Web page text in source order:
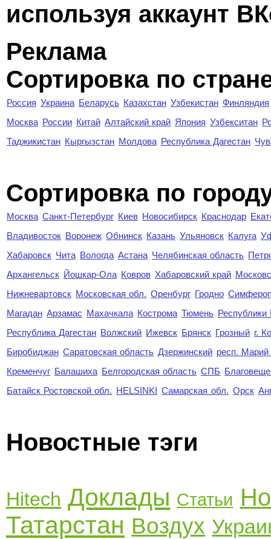
используя аккаунт
Реклама
Сортировка по
Россия Украина Беларусь Казахстан Узбекистан Финляндия
Москва России Китай Алтайский край Япония Узбекситан
Таджикистан Кыргызстан Молдова Республика Дагестан
Cортировка по
Москва Санкт-Петербург Киев Новосибирск Краснодар
Владивосток Воронеж Обнинск Казань Ульяновск Калуга
Хабаровск Чита Вологда Астана Челябинская область
Архангельск Йошкар-Ола Ковров Хабаровский край
Нижневартовск Московская обл. Оренбург Гродно
Магадан Арзамас Махачкала Кострома Тюмень Республики
Республика Дагестан Волжский Ижевск Брянск Грозный г.
Биробиджан Саратовская область Дзержинский респ.
Кременчуг Балашиха Белгородская область СПБ
Батайск Ростовской обл. HELSINKI Самарская обл. Орск
Новостные тэги
Hitech Доклады Статьи
Татарстан Воздух